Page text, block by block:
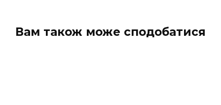
Вам також може сподобатися